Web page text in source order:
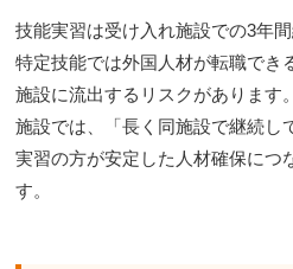
技能実習は受け入れ施設での3年
特定技能では外国人材が転職でき
施設に流出するリスクがあります
施設では、「長く同施設で継続し
実習の方が安定した人材確保につ
す。